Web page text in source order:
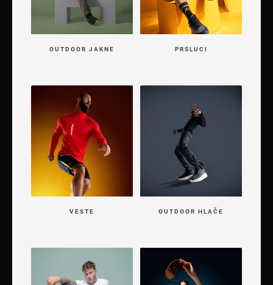
OUTDOOR JAKNE PRSLUCI
VESTE OUTDOOR HLAČE